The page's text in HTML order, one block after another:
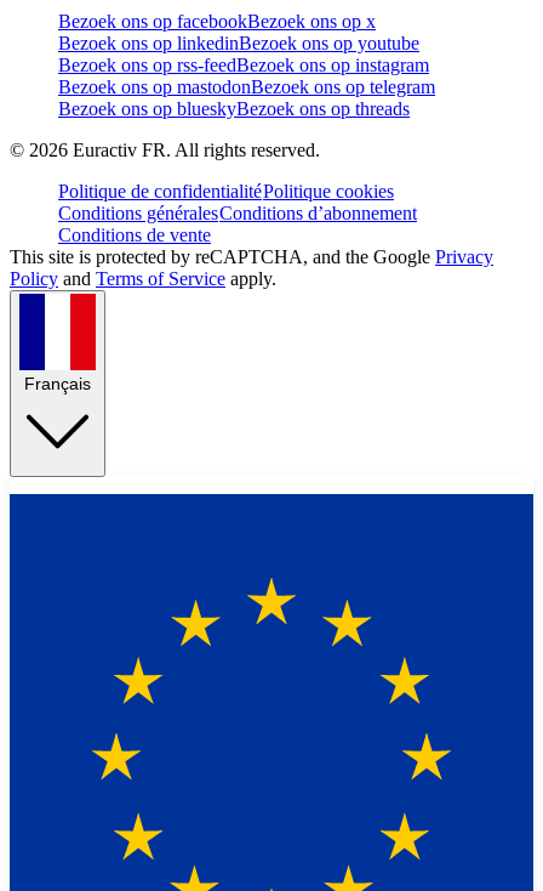
Bezoek ons op facebookBezoek ons op x
Bezoek ons op linkedinBezoek ons op youtube
Bezoek ons op rss-feedBezoek ons op instagram
Bezoek ons op mastodonBezoek ons op telegram
Bezoek ons op blueskyBezoek ons op threads
© 2026 Euractiv FR. All rights reserved.
Politique de confidentialitéPolitique cookies
Conditions généralesConditions d’abonnement
Conditions de vente
This site is protected by reCAPTCHA, and the Google Privacy
Policy and Terms of Service apply.
Français